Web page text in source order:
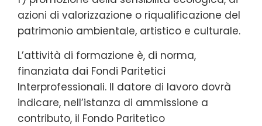
azioni di valorizzazione o riqualificazione del
patrimonio ambientale, artistico e culturale.
L’attività di formazione è, di norma,
finanziata dai Fondi Paritetici
Interprofessionali. Il datore di lavoro dovrà
indicare, nell’istanza di ammissione a
contributo, il Fondo Paritetico